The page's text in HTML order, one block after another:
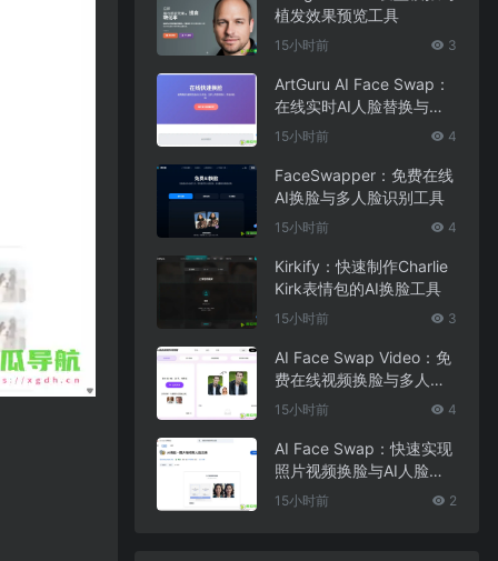
植发效果预览工具
15小时前 3
ArtGuru AI Face Swap：
在线实时AI人脸替换与照
片编辑工具
15小时前 4
FaceSwapper：免费在线
AI换脸与多人脸识别工具
15小时前 4
Kirkify：快速制作Charlie
Kirk表情包的AI换脸工具
15小时前 3
AI Face Swap Video：免
费在线视频换脸与多人脸
替换工具
15小时前 4
AI Face Swap：快速实现
照片视频换脸与AI人脸替
换工具
15小时前 2